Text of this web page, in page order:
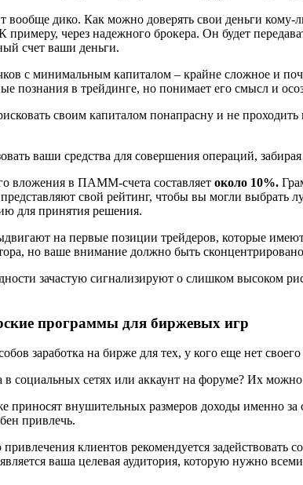
вообще дико. Как можно доверять свои деньги
примеру, через надежного брокера. Он будет
счет ваши деньги.
с минимальным капиталом – крайне сложное и
познания в трейдинге, но понимает его смысл и
своим капиталом понапрасну и не
ваши средства для совершения операций,
вложения в ПАММ-счета составляет около 10%.
свой рейтинг, чтобы вы могли выбрать
для принятия решения.
на первые позиции трейдеров, которые
но ваше внимание должно быть
зачастую сигнализируют о слишком высоком
программы для биржевых игр
заработка на бирже для тех, у кого еще нет
в социальных сетях или аккаунт на форуме? Их
внушительных размеров доходы именно
привлечь.
клиентов рекомендуется
ваша целевая аудитория, которую нужно